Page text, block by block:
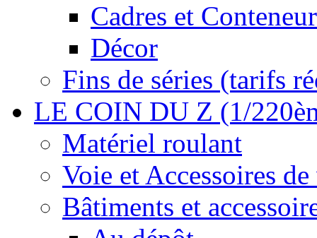
Cadres et
Décor
Fins de séries (tarifs
LE COIN DU Z (1/
Matériel roulant
Voie et Accessoires
Bâtiments et